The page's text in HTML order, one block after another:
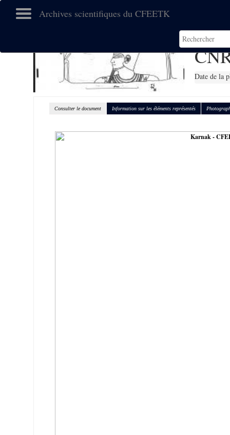
Archives scientifiques du CFEETK
Date de la
Consulter le document Information sur les éléments représentés